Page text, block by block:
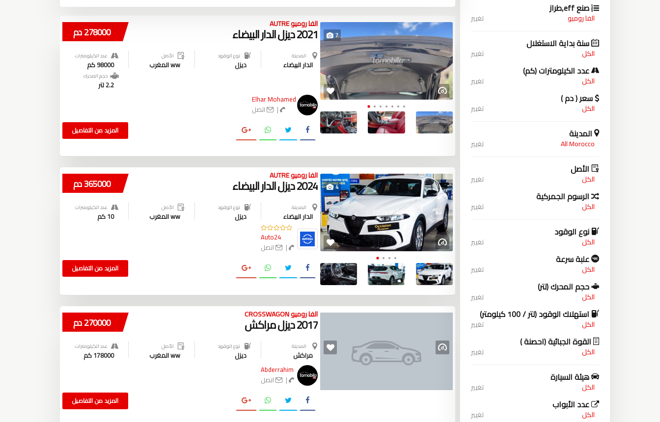
صنع eff,طراز
الفا روميو تغيير
سنة بداية الاستغلال
الكل تغيير
عدد الكيلومترات (كم)
الكل تغيير
سعر ( دم )
الكل تغيير
المدينة
All Morocco تغيير
الأصل
الكل تغيير
الرسوم الجمركية
الكل تغيير
نوع الوقود
الكل تغيير
علبة سرعة
الكل تغيير
حجم المحرك (لتر)
الكل تغيير
استهلاك الوقود (لتر / 100 كيلومتر)
الكل تغيير
القوة الجبائية (احصنة )
الكل تغيير
هيئة السيارة
الكل تغيير
عدد الأبواب
الكل تغيير
7 278000 دم
الفا روميو AUTRE
2021 ديزل الدار البيضاء
المدينة
الدار البيضاء
نوع الوقود
ديزل
الأصل
ww المغرب
عدد الكيلومترات
98000 كم
حجم المحرك
2.2 لتر
Elhar Mohamed
|
اتصل
المزيد من التفاصيل
4 365000 دم
الفا روميو AUTRE
2024 ديزل الدار البيضاء
المدينة
الدار البيضاء
نوع الوقود
ديزل
الأصل
ww المغرب
عدد الكيلومترات
10 كم
Auto24
|
اتصل
المزيد من التفاصيل
270000 دم
الفا روميو CROSSWAGON
2017 ديزل مراكش
المدينة
مراكش
نوع الوقود
ديزل
الأصل
ww المغرب
عدد الكيلومترات
178000 كم
Abderrahim
|
اتصل
المزيد من التفاصيل